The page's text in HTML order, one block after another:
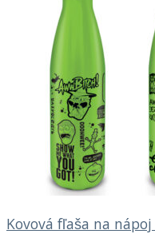
Kovová fľaša na